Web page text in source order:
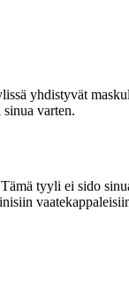
yhdistyvät
varten.
tyyli ei sido